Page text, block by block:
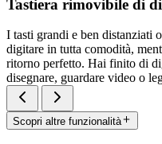
Tastiera rimovibile di
I tasti grandi e ben distanziati
digitare in tutta comodità,
ritorno perfetto. Hai finito di
disegnare, guardare video o
Scopri altre funzionalità